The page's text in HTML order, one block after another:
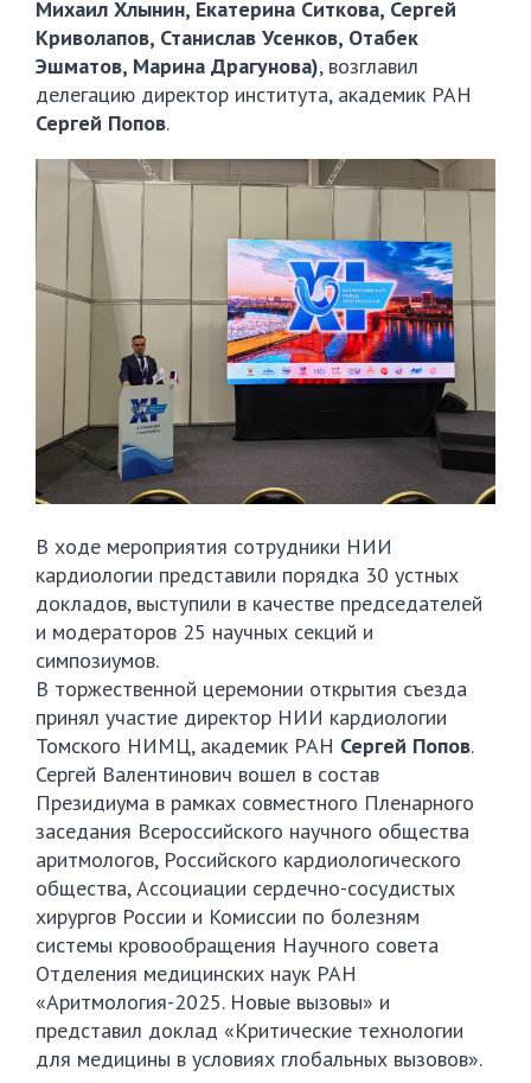
Михаил Хлынин, Екатерина Ситкова, Сергей
Криволапов, Станислав Усенков, Отабек
Эшматов, Марина Драгунова), возглавил
делегацию директор института, академик РАН
Сергей Попов.
В ходе мероприятия сотрудники НИИ
кардиологии представили порядка 30 устных
докладов, выступили в качестве председателей
и модераторов 25 научных секций и
симпозиумов.
В торжественной церемонии открытия съезда
принял участие директор НИИ кардиологии
Томского НИМЦ, академик РАН Сергей Попов.
Сергей Валентинович вошел в состав
Президиума в рамках совместного Пленарного
заседания Всероссийского научного общества
аритмологов, Российского кардиологического
общества, Ассоциации сердечно-сосудистых
хирургов России и Комиссии по болезням
системы кровообращения Научного совета
Отделения медицинских наук РАН
«Аритмология-2025. Новые вызовы» и
представил доклад «Критические технологии
для медицины в условиях глобальных вызовов».